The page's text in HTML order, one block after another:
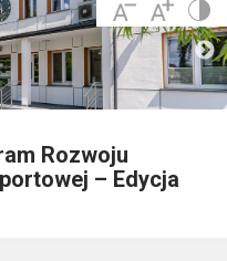
Rozwoju
– Edycja